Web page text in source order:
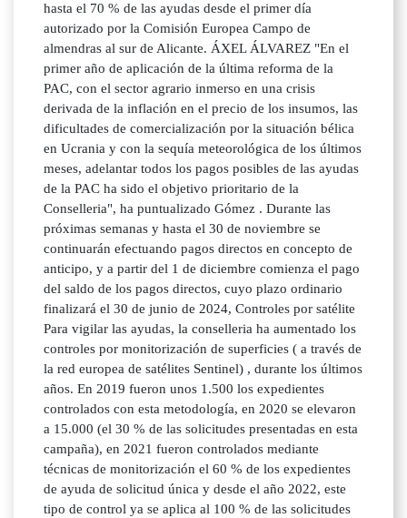
hasta el 70 % de las ayudas desde el primer día
autorizado por la Comisión Europea Campo de
almendras al sur de Alicante. ÁXEL ÁLVAREZ "En el
primer año de aplicación de la última reforma de la
PAC, con el sector agrario inmerso en una crisis
derivada de la inflación en el precio de los insumos, las
dificultades de comercialización por la situación bélica
en Ucrania y con la sequía meteorológica de los últimos
meses, adelantar todos los pagos posibles de las ayudas
de la PAC ha sido el objetivo prioritario de la
Conselleria", ha puntualizado Gómez . Durante las
próximas semanas y hasta el 30 de noviembre se
continuarán efectuando pagos directos en concepto de
anticipo, y a partir del 1 de diciembre comienza el pago
del saldo de los pagos directos, cuyo plazo ordinario
finalizará el 30 de junio de 2024, Controles por satélite
Para vigilar las ayudas, la conselleria ha aumentado los
controles por monitorización de superficies ( a través de
la red europea de satélites Sentinel) , durante los últimos
años. En 2019 fueron unos 1.500 los expedientes
controlados con esta metodología, en 2020 se elevaron
a 15.000 (el 30 % de las solicitudes presentadas en esta
campaña), en 2021 fueron controlados mediante
técnicas de monitorización el 60 % de los expedientes
de ayuda de solicitud única y desde el año 2022, este
tipo de control ya se aplica al 100 % de las solicitudes